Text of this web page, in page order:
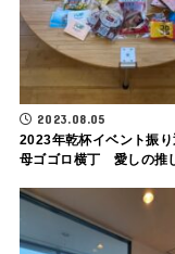
2023.08.05
2023年乾杯イベント振
母ゴゴロ横丁 愛しの推